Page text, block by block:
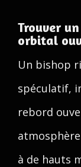
Trouver
orbital
Un bishop
spéculatif,
rebord
à de hauts